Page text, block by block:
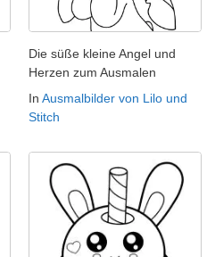
Die süße kleine Angel und
Herzen zum Ausmalen
In Ausmalbilder von Lilo und
Stitch